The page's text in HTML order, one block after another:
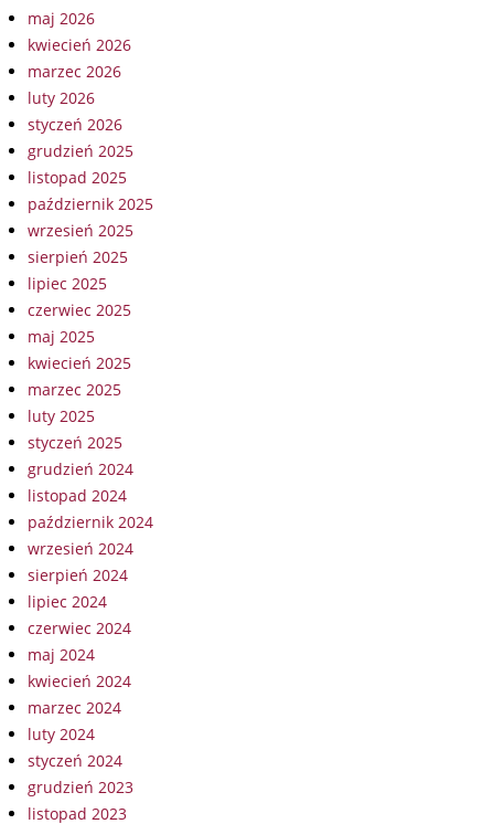
maj 2026
kwiecień 2026
marzec 2026
luty 2026
styczeń 2026
grudzień 2025
listopad 2025
październik 2025
wrzesień 2025
sierpień 2025
lipiec 2025
czerwiec 2025
maj 2025
kwiecień 2025
marzec 2025
luty 2025
styczeń 2025
grudzień 2024
listopad 2024
październik 2024
wrzesień 2024
sierpień 2024
lipiec 2024
czerwiec 2024
maj 2024
kwiecień 2024
marzec 2024
luty 2024
styczeń 2024
grudzień 2023
listopad 2023